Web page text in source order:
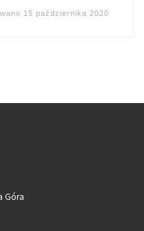
15 października 2020
Góra